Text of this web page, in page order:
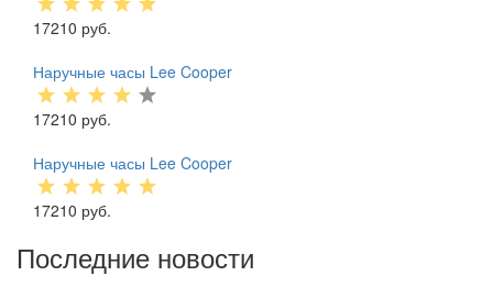
17210 руб.
Наручные часы Lee Cooper
17210 руб.
Наручные часы Lee Cooper
17210 руб.
Последние новости